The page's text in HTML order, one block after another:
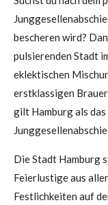
bescheren wird?
pulsierenden Stadt
eklektischen
erstklassigen
gilt Hamburg als
Die Stadt Hamburg
Feierlustige aus
Festlichkeiten auf